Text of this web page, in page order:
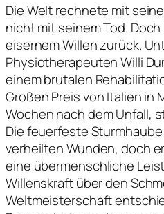
Die Welt rechnete mit
nicht mit seinem Tod.
eisernem Willen zurück.
Physiotherapeuten Willi
einem brutalen
Großen Preis von Italien in
Wochen nach dem Unfall,
Die feuerfeste
verheilten Wunden, doch
eine übermenschliche
Willenskraft über den
Weltmeisterschaft